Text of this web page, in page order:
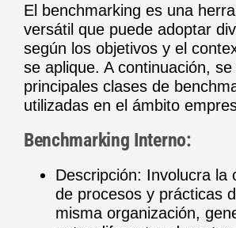
El benchmarking es una
versátil que puede adoptar
según los objetivos y el
se aplique. A continuación,
principales clases de
utilizadas en el ámbito
Benchmarking Interno:
Descripción: Involucra la
de procesos y prácticas
misma organización,